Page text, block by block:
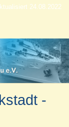
24.08.2022
-